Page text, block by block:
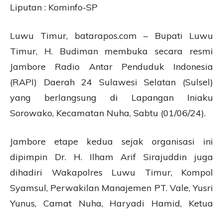
Liputan : Kominfo-SP
Luwu Timur, batarapos.com – Bupati Luwu
Timur, H. Budiman membuka secara resmi
Jambore Radio Antar Penduduk Indonesia
(RAPI) Daerah 24 Sulawesi Selatan (Sulsel)
yang berlangsung di Lapangan Iniaku
Sorowako, Kecamatan Nuha, Sabtu (01/06/24).
Jambore etape kedua sejak organisasi ini
dipimpin Dr. H. Ilham Arif Sirajuddin juga
dihadiri Wakapolres Luwu Timur, Kompol
Syamsul, Perwakilan Manajemen PT. Vale, Yusri
Yunus, Camat Nuha, Haryadi Hamid, Ketua